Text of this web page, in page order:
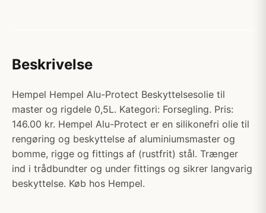
Beskrivelse
Hempel Hempel Alu-Protect Beskyttelsesolie til
master og rigdele 0,5L. Kategori: Forsegling. Pris:
146.00 kr. Hempel Alu-Protect er en silikonefri olie til
rengøring og beskyttelse af aluminiumsmaster og
bomme, rigge og fittings af (rustfrit) stål. Trænger
ind i trådbundter og under fittings og sikrer langvarig
beskyttelse. Køb hos Hempel.